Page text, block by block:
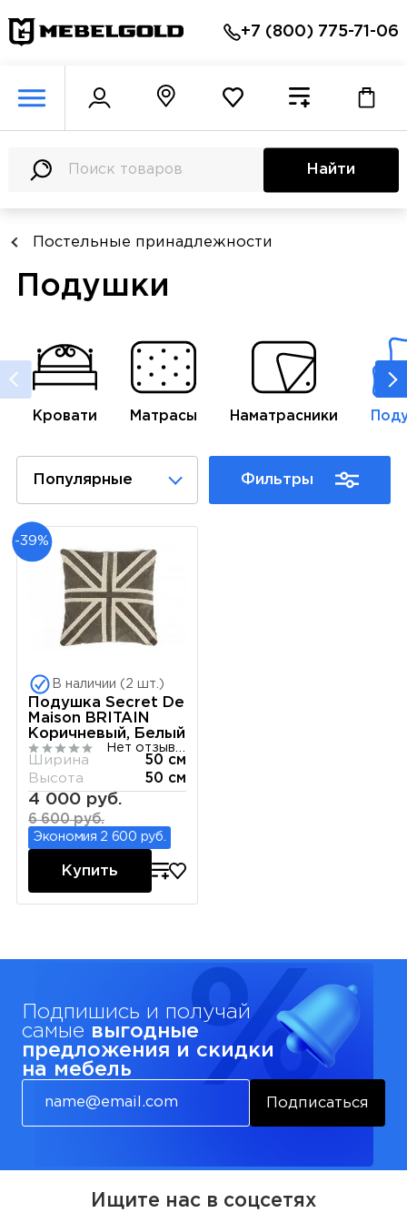
+7 (800) 775-71-06
Найти
Постельные принадлежности
Подушки
Кровати Матрасы Наматрасники
Популярные Фильтры
-39%
В наличии (2 шт.)
Подушка Secret De
Maison BRITAIN
Коричневый, Белый
Ширина
50 см
Высота
50 см
4 000 руб.
6 600 руб.
Экономия 2 600 руб.
Купить
Подпишись и получай
самые выгодные
предложения и скидки
на мебель
Подписаться
Ищите нас в соцсетях